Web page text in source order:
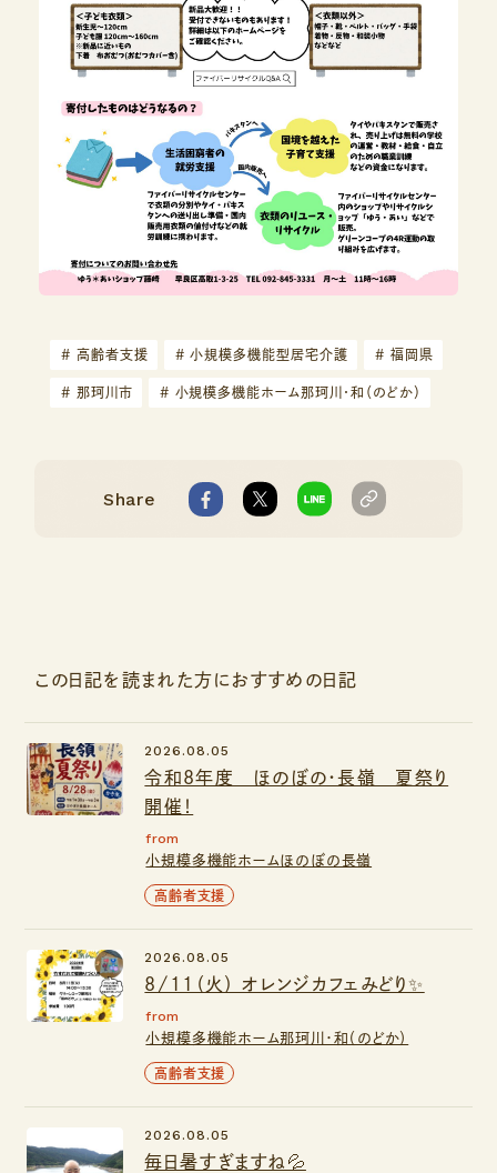
# 高齢者支援 # 小規模多機能型居宅介護 # 福岡県
# 那珂川市 # 小規模多機能ホーム那珂川・和（のどか）
Share
この日記を読まれた方におすすめの日記
令和8年度 ほのぼの・長嶺 夏祭り
開催！
2026.08.05
from
小規模多機能ホームほのぼの長嶺
高齢者支援
8/11（火） オレンジカフェみどり✨
2026.08.05
from
小規模多機能ホーム那珂川・和（のどか）
高齢者支援
毎日暑すぎますね💦
2026.08.05